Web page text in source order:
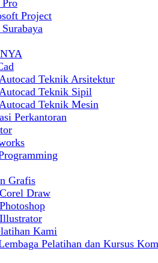
Pro
Project
Teknik Arsitektur
Teknik Sipil
Teknik Mesin
Perkantoran
Grafis
Draw
Kami
Pelatihan dan Kursus